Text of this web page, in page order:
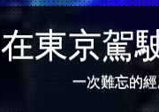
在東京駕
一次難忘的